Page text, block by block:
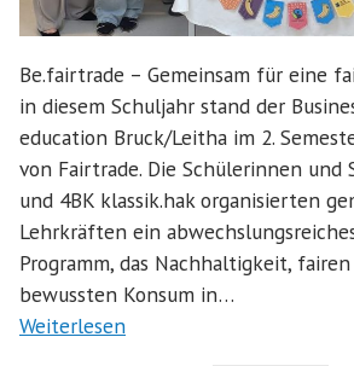
Be.fairtrade – Gemeinsam für eine
in diesem Schuljahr stand der
education Bruck/Leitha im 2.
von Fairtrade. Die Schülerinnen und
und 4BK klassik.hak organisierten
Lehrkräften ein
Programm, das Nachhaltigkeit,
bewussten Konsum in…
Weiterlesen